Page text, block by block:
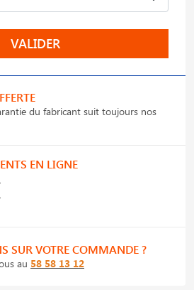
VALIDER
du fabricant suit toujours nos
EN LIGNE
SUR VOTRE COMMANDE ?
au 58 58 13 12